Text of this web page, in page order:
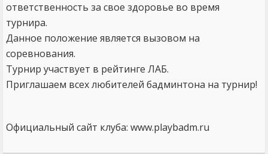
ответственность за свое здоровье во время
турнира.
Данное положение является вызовом на
соревнования.
Турнир участвует в рейтинге ЛАБ.
Приглашаем всех любителей бадминтона на турнир!
Официальный сайт клуба: www.playbadm.ru